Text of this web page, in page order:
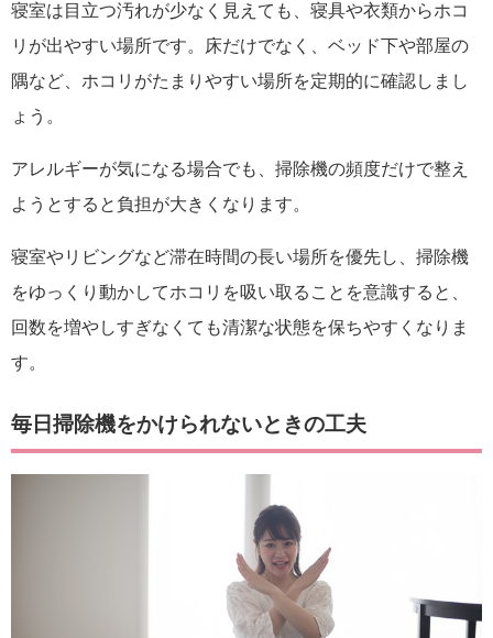
寝室は目立つ汚れが少なく見えても、寝具や衣類からホコ
リが出やすい場所です。床だけでなく、ベッド下や部屋の
隅など、ホコリがたまりやすい場所を定期的に確認しまし
ょう。
アレルギーが気になる場合でも、掃除機の頻度だけで整え
ようとすると負担が大きくなります。
寝室やリビングなど滞在時間の長い場所を優先し、掃除機
をゆっくり動かしてホコリを吸い取ることを意識すると、
回数を増やしすぎなくても清潔な状態を保ちやすくなりま
す。
毎日掃除機をかけられないときの工夫